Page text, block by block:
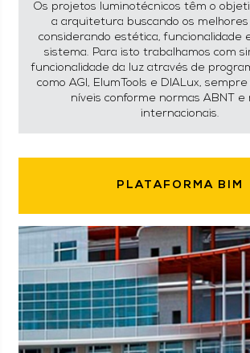
Os projetos luminotécnicos têm o
a arquitetura buscando os
considerando estética, funcionalidade
sistema. Para isto trabalhamos com
funcionalidade da luz através de
como AGI, ElumTools e DIALux,
níveis conforme normas ABNT e
internacionais.
PLATAFORMA BIM